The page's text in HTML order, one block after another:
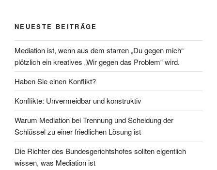
NEUESTE BEITRÄGE
Mediation ist, wenn aus dem starren „Du gegen mich“
plötzlich ein kreatives „Wir gegen das Problem“ wird.
Haben Sie einen Konflikt?
Konflikte: Unvermeidbar und konstruktiv
Warum Mediation bei Trennung und Scheidung der
Schlüssel zu einer friedlichen Lösung ist
Die Richter des Bundesgerichtshofes sollten eigentlich
wissen, was Mediation ist